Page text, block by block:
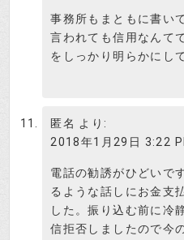
事務所もまともに書い
言われても信用なんて
をしっかり明らかにし
匿名 より:
2018年1月29日 3:22
電話の勧誘がひどいで
るような話しにお金支
した。振り込む前に冷
信拒否しましたので今